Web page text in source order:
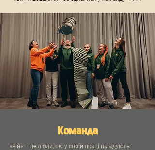
Команда
«Рій» — це люди, які у своїй праці нагадують